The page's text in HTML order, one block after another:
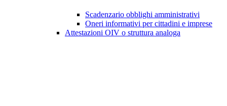
Scadenzario obblighi amministrativi
Oneri informativi per cittadini e imprese
Attestazioni OIV o struttura analoga